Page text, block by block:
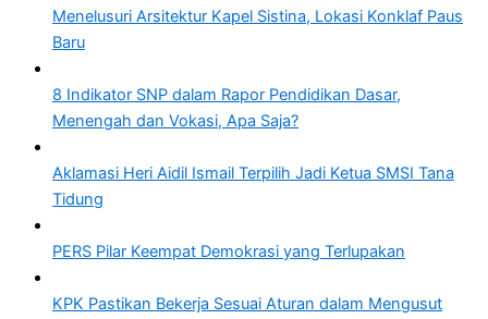
Menelusuri Arsitektur Kapel Sistina, Lokasi Konklaf Paus
Baru
8 Indikator SNP dalam Rapor Pendidikan Dasar,
Menengah dan Vokasi, Apa Saja?
Aklamasi Heri Aidil Ismail Terpilih Jadi Ketua SMSI Tana
Tidung
PERS Pilar Keempat Demokrasi yang Terlupakan
KPK Pastikan Bekerja Sesuai Aturan dalam Mengusut